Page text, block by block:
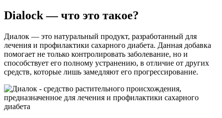
Dialock — что это такое?
Диалок — это натуральный продукт, разработанный для
лечения и профилактики сахарного диабета. Данная добавка
помогает не только контролировать заболевание, но и
способствует его полному устранению, в отличие от других
средств, которые лишь замедляют его прогрессирование.